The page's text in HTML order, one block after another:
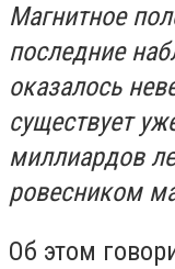
Магнитное
последние
оказалось
существует
миллиардов
ровесником
Об этом